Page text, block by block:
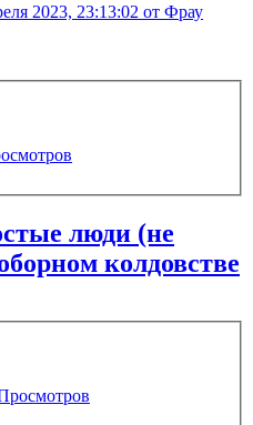
2023, 23:13:02 от Фрау
люди (не
колдовстве